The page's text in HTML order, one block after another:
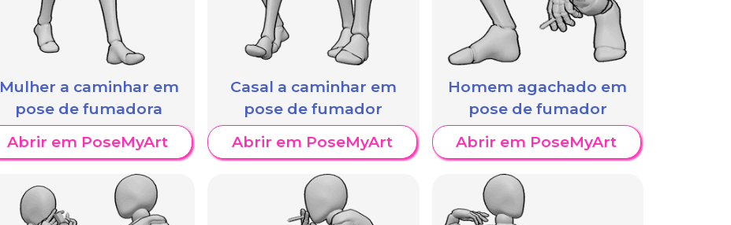
Mulher a caminhar em
pose de fumadora
Abrir em PoseMyArt
Casal a caminhar em
pose de fumador
Abrir em PoseMyArt
Homem agachado em
pose de fumador
Abrir em PoseMyArt